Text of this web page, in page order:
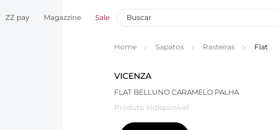
ZZ pay Magazzine Sale
Home Sapatos Rasteiras Flat
VICENZA
FLAT BELLUNO CARAMELO PALHA
Produto indisponível